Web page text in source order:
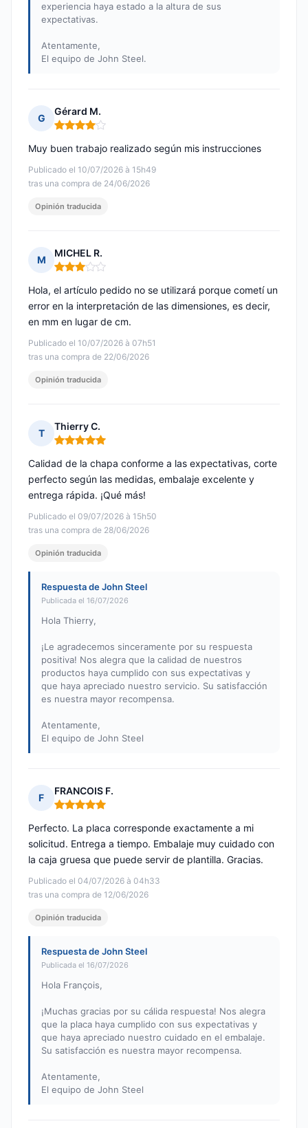
experiencia haya estado a la altura de sus
expectativas.
Atentamente,
El equipo de John Steel.
G
Gérard M.
Nota: 4 de 5
Publicado el 10/07/2026 à 15h49
tras una compra de 24/06/2026
Muy buen trabajo realizado según mis instrucciones
Opinión traducida
M
MICHEL R.
Nota: 3 de 5
Publicado el 10/07/2026 à 07h51
tras una compra de 22/06/2026
Hola, el artículo pedido no se utilizará porque cometí un
error en la interpretación de las dimensiones, es decir,
en mm en lugar de cm.
Opinión traducida
T
Thierry C.
Nota: 5 de 5
Publicado el 09/07/2026 à 15h50
tras una compra de 28/06/2026
Calidad de la chapa conforme a las expectativas, corte
perfecto según las medidas, embalaje excelente y
entrega rápida. ¡Qué más!
Opinión traducida
Respuesta de John Steel
Publicada el 16/07/2026
Hola Thierry,
¡Le agradecemos sinceramente por su respuesta
positiva! Nos alegra que la calidad de nuestros
productos haya cumplido con sus expectativas y
que haya apreciado nuestro servicio. Su satisfacción
es nuestra mayor recompensa.
Atentamente,
El equipo de John Steel
F
FRANCOIS F.
Nota: 5 de 5
Publicado el 04/07/2026 à 04h33
tras una compra de 12/06/2026
Perfecto. La placa corresponde exactamente a mi
solicitud. Entrega a tiempo. Embalaje muy cuidado con
la caja gruesa que puede servir de plantilla. Gracias.
Opinión traducida
Respuesta de John Steel
Publicada el 16/07/2026
Hola François,
¡Muchas gracias por su cálida respuesta! Nos alegra
que la placa haya cumplido con sus expectativas y
que haya apreciado nuestro cuidado en el embalaje.
Su satisfacción es nuestra mayor recompensa.
Atentamente,
El equipo de John Steel